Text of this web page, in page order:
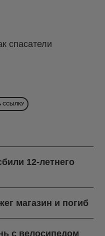
спасатели
ССЫЛКУ
12-летнего
магазин и погиб
с велосипедом